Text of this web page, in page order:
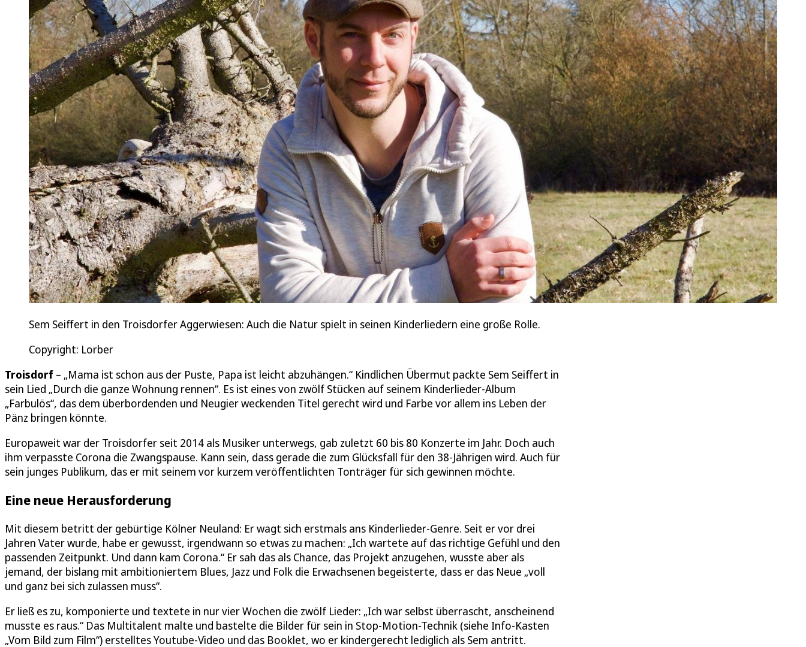
Sem Seiffert in den Troisdorfer Aggerwiesen: Auch die Natur spielt in seinen Kinderliedern eine große Rolle.
Copyright: Lorber
Troisdorf – „Mama ist schon aus der Puste, Papa ist leicht abzuhängen.“ Kindlichen Übermut packte Sem Seiffert in
sein Lied „Durch die ganze Wohnung rennen“. Es ist eines von zwölf Stücken auf seinem Kinderlieder-Album
„Farbulös“, das dem überbordenden und Neugier weckenden Titel gerecht wird und Farbe vor allem ins Leben der
Pänz bringen könnte.
Europaweit war der Troisdorfer seit 2014 als Musiker unterwegs, gab zuletzt 60 bis 80 Konzerte im Jahr. Doch auch
ihm verpasste Corona die Zwangspause. Kann sein, dass gerade die zum Glücksfall für den 38-Jährigen wird. Auch für
sein junges Publikum, das er mit seinem vor kurzem veröffentlichten Tonträger für sich gewinnen möchte.
Eine neue Herausforderung
Mit diesem betritt der gebürtige Kölner Neuland: Er wagt sich erstmals ans Kinderlieder-Genre. Seit er vor drei
Jahren Vater wurde, habe er gewusst, irgendwann so etwas zu machen: „Ich wartete auf das richtige Gefühl und den
passenden Zeitpunkt. Und dann kam Corona.“ Er sah das als Chance, das Projekt anzugehen, wusste aber als
jemand, der bislang mit ambitioniertem Blues, Jazz und Folk die Erwachsenen begeisterte, dass er das Neue „voll
und ganz bei sich zulassen muss“.
Er ließ es zu, komponierte und textete in nur vier Wochen die zwölf Lieder: „Ich war selbst überrascht, anscheinend
musste es raus.“ Das Multitalent malte und bastelte die Bilder für sein in Stop-Motion-Technik (siehe Info-Kasten
„Vom Bild zum Film“) erstelltes Youtube-Video und das Booklet, wo er kindergerecht lediglich als Sem antritt.